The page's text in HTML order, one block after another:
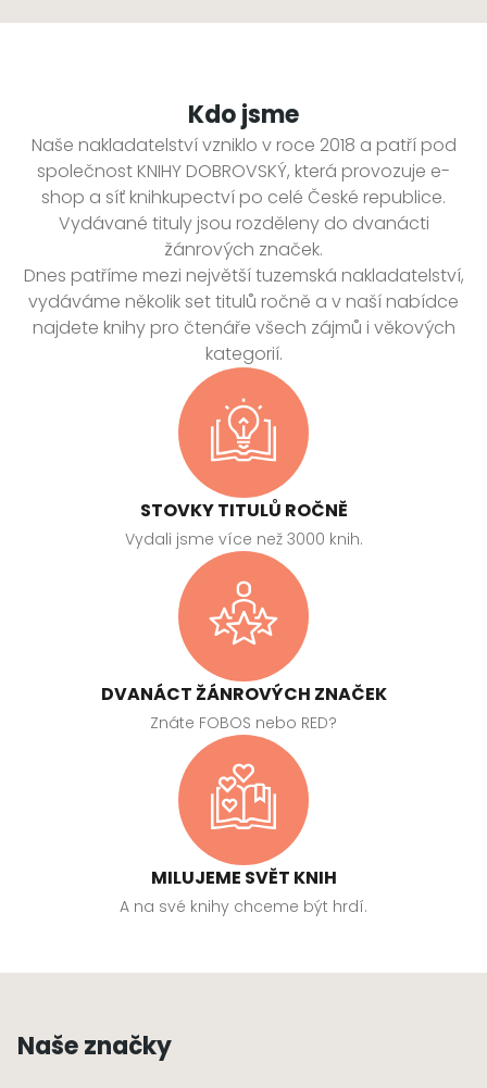
Kdo jsme
Naše nakladatelství vzniklo v roce 2018 a patří pod
společnost KNIHY DOBROVSKÝ, která provozuje e-
shop a síť knihkupectví po celé České republice.
Vydávané tituly jsou rozděleny do dvanácti
žánrových značek.
Dnes patříme mezi největší tuzemská nakladatelství,
vydáváme několik set titulů ročně a v naší nabídce
najdete knihy pro čtenáře všech zájmů i věkových
kategorií.
STOVKY TITULŮ ROČNĚ
Vydali jsme více než 3000 knih.
DVANÁCT ŽÁNROVÝCH ZNAČEK
Znáte FOBOS nebo RED?
MILUJEME SVĚT KNIH
A na své knihy chceme být hrdí.
Naše značky